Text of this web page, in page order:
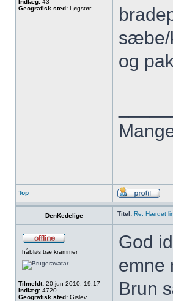
Indlæg: 43
Geografisk sted: Løgstør
sæbe/
og
Top
DenKedelige Titel: Re: Hærdet
håbløs træ krammer
Tilmeldt: 20 jun 2010, 19:17
Indlæg: 4720
Geografisk sted: Gislev
God
emne
Brun